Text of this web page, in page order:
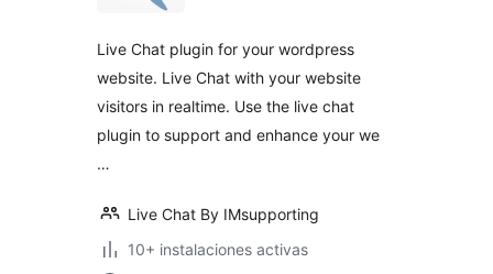
Live Chat plugin for your wordpress
website. Live Chat with your website
visitors in realtime. Use the live chat
plugin to support and enhance your we
…
Live Chat By IMsupporting
10+ instalaciones activas